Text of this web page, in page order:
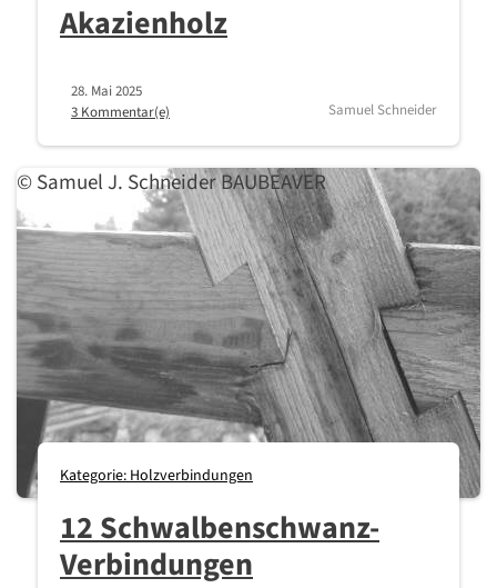
Akazienholz
28. Mai 2025
3 Kommentar(e)
Samuel Schneider
© Samuel J. Schneider BAUBEAVER
Kategorie: Holzverbindungen
12 Schwalbenschwanz-
Verbindungen